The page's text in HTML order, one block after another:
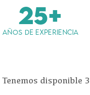
25+
AÑOS DE EXPERIENCIA
Tenemos disponible